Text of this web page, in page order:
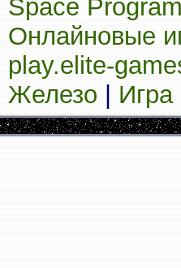
Space Program
Онлайновые
play.elite-
Железо